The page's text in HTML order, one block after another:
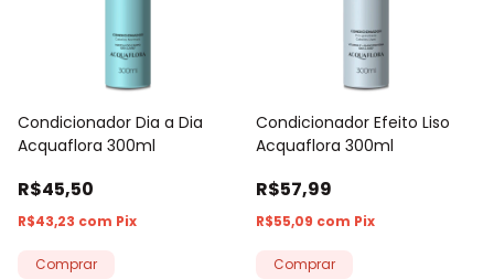
Condicionador Dia a Dia
Acquaflora 300ml
R$45,50
R$43,23 com Pix
Condicionador Efeito Liso
Acquaflora 300ml
R$57,99
R$55,09 com Pix